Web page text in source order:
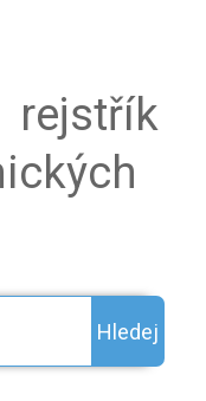
rejstřík
Hledej